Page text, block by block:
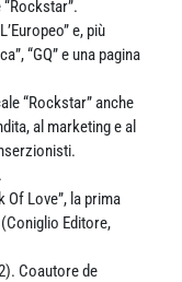
e, più
“GQ” e una pagina
“Rockstar” anche
al marketing e al
Of Love”, la prima
Editore,
Coautore de